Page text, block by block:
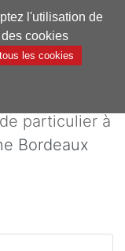
particulier à
Bordeaux
l'utilisation de
cookies
les cookies